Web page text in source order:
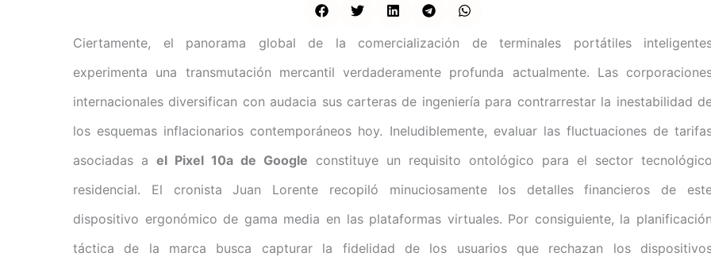
Ciertamente, el panorama global de la comercialización de terminales portátiles
experimenta una transmutación mercantil verdaderamente profunda actualmente. Las
internacionales diversifican con audacia sus carteras de ingeniería para contrarrestar la inestabilidad
los esquemas inflacionarios contemporáneos hoy. Ineludiblemente, evaluar las fluctuaciones de
asociadas a el Pixel 10a de Google constituye un requisito ontológico para el sector tecnológico
residencial. El cronista Juan Lorente recopiló minuciosamente los detalles financieros de
dispositivo ergonómico de gama media en las plataformas virtuales. Por consiguiente, la planificación
táctica de la marca busca capturar la fidelidad de los usuarios que rechazan los